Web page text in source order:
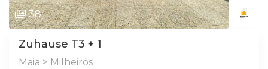
38
Zuhause T3 + 1
Maia > Milheirós